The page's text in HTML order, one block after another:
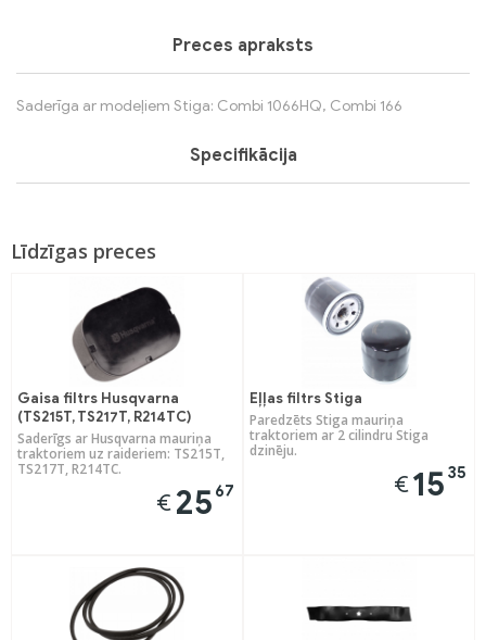
Preces apraksts
Saderīga ar modeļiem Stiga: Combi 1066HQ, Combi 166
Specifikācija
Līdzīgas preces
Gaisa filtrs Husqvarna
(TS215T, TS217T, R214TC)
Saderīgs ar Husqvarna mauriņa
traktoriem uz raideriem: TS215T,
TS217T, R214TC.
€25 67
Eļļas filtrs Stiga
Paredzēts Stiga mauriņa
traktoriem ar 2 cilindru Stiga
dzinēju.
€15 35